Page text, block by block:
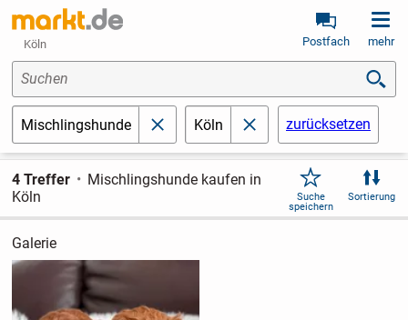
Köln Postfach mehr
Suchen
Mischlingshunde schließen
Köln schließenzurücksetzen
4 Treffer
Mischlingshunde kaufen in
Köln
Suche
speichern
Sortierung
Galerie